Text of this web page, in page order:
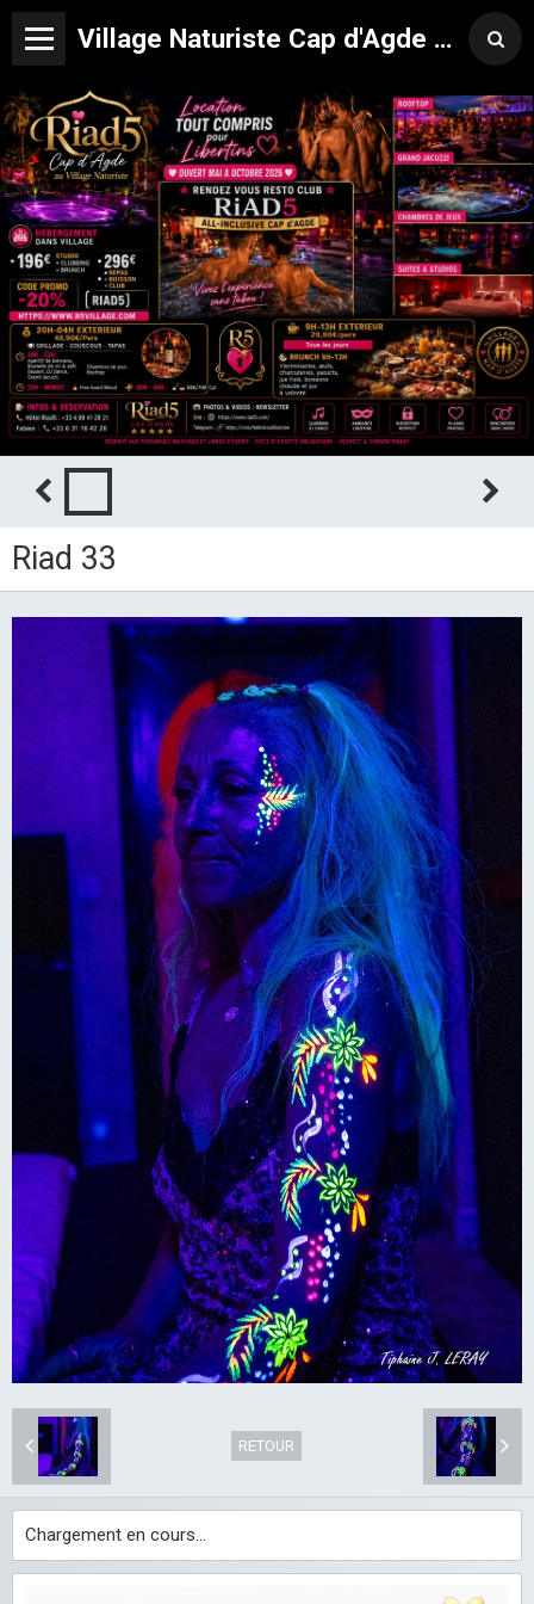
Village Naturiste Cap d'Agde Hôtel Libertin Location Studio Club Riad 5
Riad 33
RETOUR
Chargement en cours...